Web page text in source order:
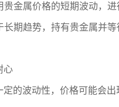
贵金属价格的短期波动，
长期趋势，持有贵金属并
心
定的波动性，价格可能会